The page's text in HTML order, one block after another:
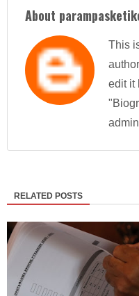
About
This
edit it
RELATED POSTS